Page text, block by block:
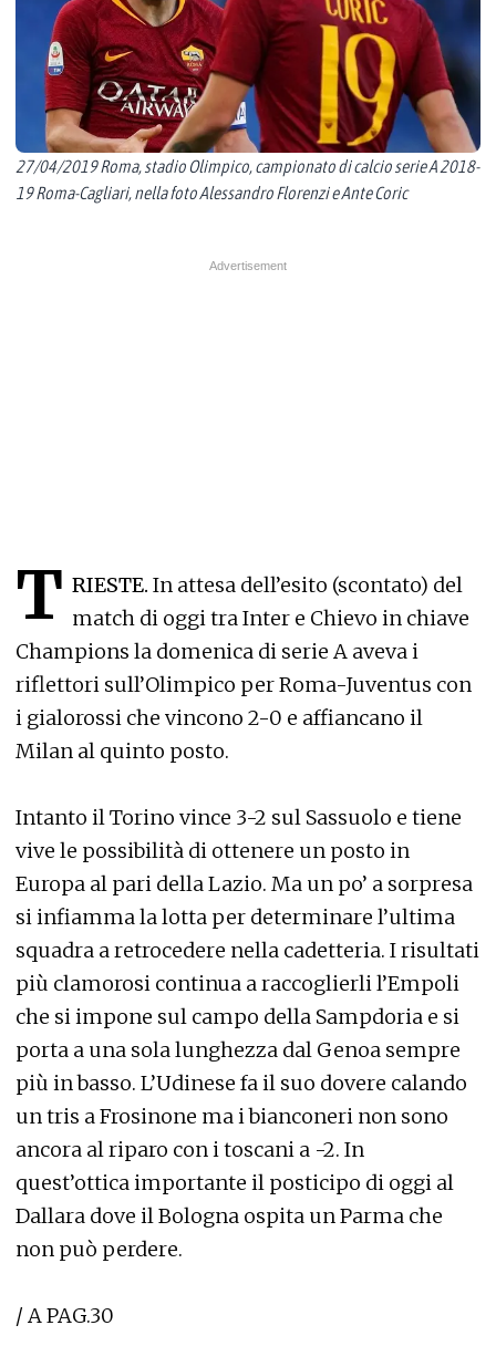
27/04/2019 Roma, stadio Olimpico, campionato di calcio serie A 2018-
19 Roma-Cagliari, nella foto Alessandro Florenzi e Ante Coric
T RIESTE. In attesa dell’esito (scontato) del
match di oggi tra Inter e Chievo in chiave
Champions la domenica di serie A aveva i
riflettori sull’Olimpico per Roma-Juventus con
i gialorossi che vincono 2-0 e affiancano il
Milan al quinto posto.
Intanto il Torino vince 3-2 sul Sassuolo e tiene
vive le possibilità di ottenere un posto in
Europa al pari della Lazio. Ma un po’ a sorpresa
si infiamma la lotta per determinare l’ultima
squadra a retrocedere nella cadetteria. I risultati
più clamorosi continua a raccoglierli l’Empoli
che si impone sul campo della Sampdoria e si
porta a una sola lunghezza dal Genoa sempre
più in basso. L’Udinese fa il suo dovere calando
un tris a Frosinone ma i bianconeri non sono
ancora al riparo con i toscani a -2. In
quest’ottica importante il posticipo di oggi al
Dallara dove il Bologna ospita un Parma che
non può perdere.
/ A PAG.30